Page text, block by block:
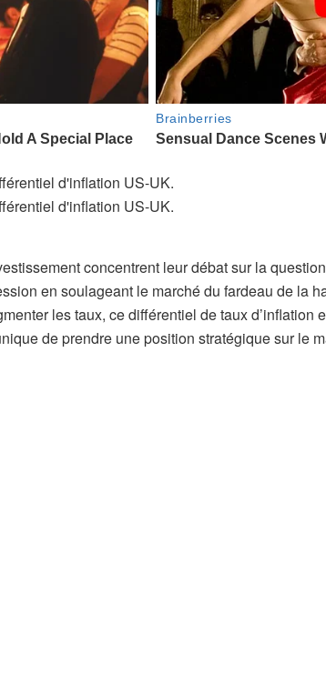
concentrent leur débat sur la
en soulageant le marché du fardeau de la
les taux, ce différentiel de taux d’inflation
de prendre une position stratégique sur le